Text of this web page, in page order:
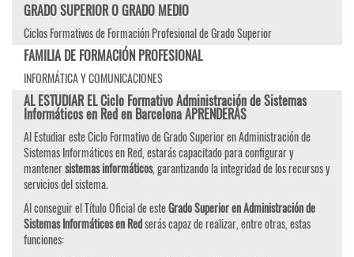
GRADO SUPERIOR O GRADO MEDIO
Ciclos Formativos de Formación Profesional de Grado Superior
FAMILIA DE FORMACIÓN PROFESIONAL
INFORMÁTICA Y COMUNICACIONES
AL ESTUDIAR EL Ciclo Formativo Administración de Sistemas
Informáticos en Red en Barcelona APRENDERÁS
Al Estudiar este Ciclo Formativo de Grado Superior en Administración de
Sistemas Informáticos en Red, estarás capacitado para configurar y
mantenersistemas informáticos, garantizando la integridad de los recursos y
servicios del sistema.
Al conseguir el Título Oficial de esteGrado Superior en Administración de
Sistemas Informáticos en Redserás capaz de realizar, entre otras, estas
funciones: